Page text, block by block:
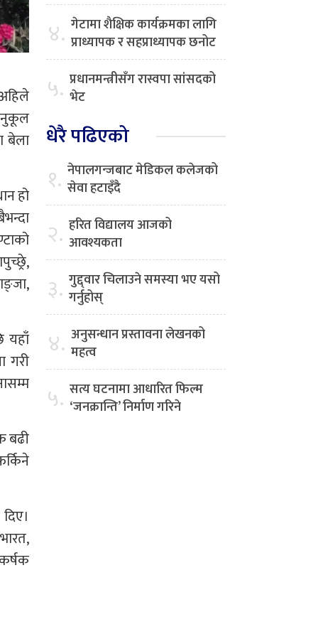
बेला
हो
यहाँ
गरी
बढी
४. गेटामा शैक्षिक कार्यक्रमका लागि
प्राध्यापक र सहप्राध्यापक छनोट
५. प्रधानमन्त्रीसँग रास्वपा सांसदको
भेट
धेरै पढिएको
१. नेपालगन्जबाट मेडिकल कलेजको
सेवा हटाइँदै
२. हरित विद्यालय आजको
आवश्यकता
३. गुद्द्वार चिलाउने समस्या भए यसो
गर्नुहोस्
४. अनुसन्धान प्रस्तावना लेखनको
महत्व
५. सत्य घटनामा आधारित फिल्म
‘जनक्रान्ति’ निर्माण गरिने